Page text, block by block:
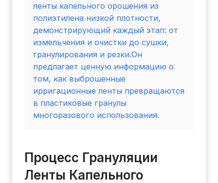
ленты капельного орошения из
полиэтилена низкой плотности,
демонстрирующий каждый этап: от
измельчения и очистки до сушки,
гранулирования и резки.Он
предлагает ценную информацию о
том, как выброшенные
ирригационные ленты превращаются
в пластиковые гранулы
многоразового использования.
Процесс Грануляции
Ленты Капельного